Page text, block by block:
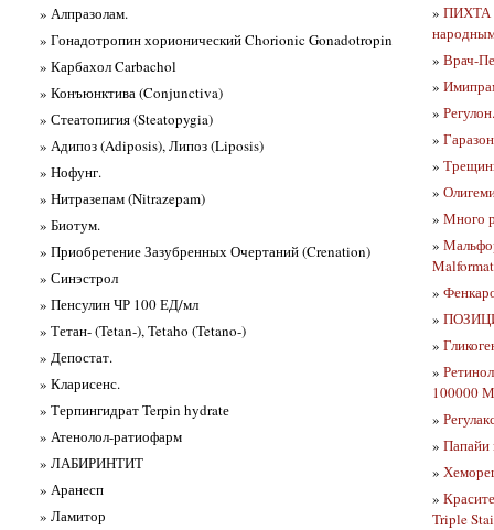
» Алпразолам.
» Гонадотропин хорионический Chorionic Gonadotropin
» Карбахол Carbachol
» Конъюнктива (Conjunctiva)
» Стеатопигия (Steatopygia)
» Адипоз (Adiposis), Липоз (Liposis)
» Нофунг.
» Нитразепам (Nitrazepam)
» Биотум.
» Приобретение Зазубренных Очертаний (Crenation)
» Синэстрол
» Пенсулин ЧР 100 ЕД/мл
» Тетан- (Tetan-), Tetaho (Tetano-)
» Депостат.
» Кларисенс.
» Терпингидрат Terpin hydratе
» Атенолол-ратиофарм
» ЛАБИРИНТИТ
» Аранесп
» Ламитор
» ПИХТА
» Врач-
»
» Регулон.
» Гаразон
»
»
» Много
»
»
»
»
»
100000
»
» Папайи
»
»
Triple